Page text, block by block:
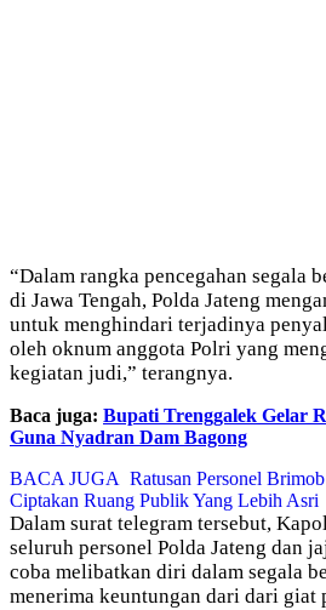
“Dalam rangka pencegahan segala
di Jawa Tengah, Polda Jateng
untuk menghindari terjadinya
oleh oknum anggota Polri yang
kegiatan judi,” terangnya.
Baca juga: Bupati Trenggalek Gelar
Guna Nyadran Dam Bagong
BACA JUGA Ratusan Personel
Ciptakan Ruang Publik Yang Lebih Asri
Dalam surat telegram tersebut,
seluruh personel Polda Jateng dan
coba melibatkan diri dalam segala
menerima keuntungan dari dari giat